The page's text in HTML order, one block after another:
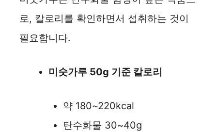
로, 칼로리를 확인하면서 섭취하는 것이
필요합니다.
미숫가루 50g 기준 칼로리
약 180~220kcal
탄수화물 30~40g